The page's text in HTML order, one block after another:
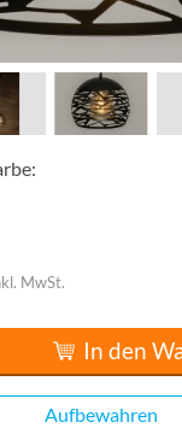
MwSt.
In den
Aufbewahren